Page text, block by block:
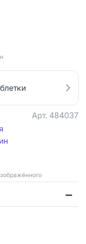
Арт. 484037